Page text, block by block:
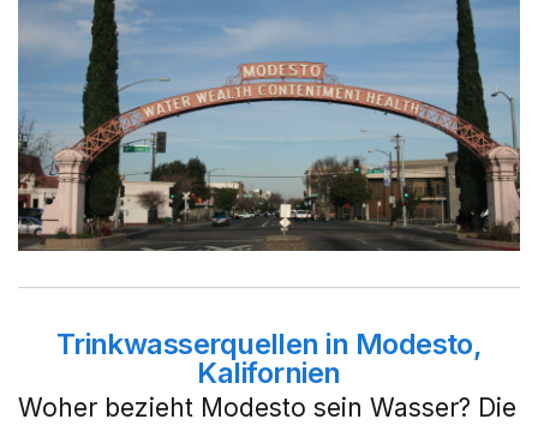
Trinkwasserquellen in Modesto,
Kalifornien
Woher bezieht Modesto sein Wasser? Die